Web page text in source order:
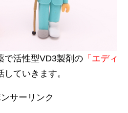
で活性型VD3製剤の 「エディ
ていきます。
サーリンク